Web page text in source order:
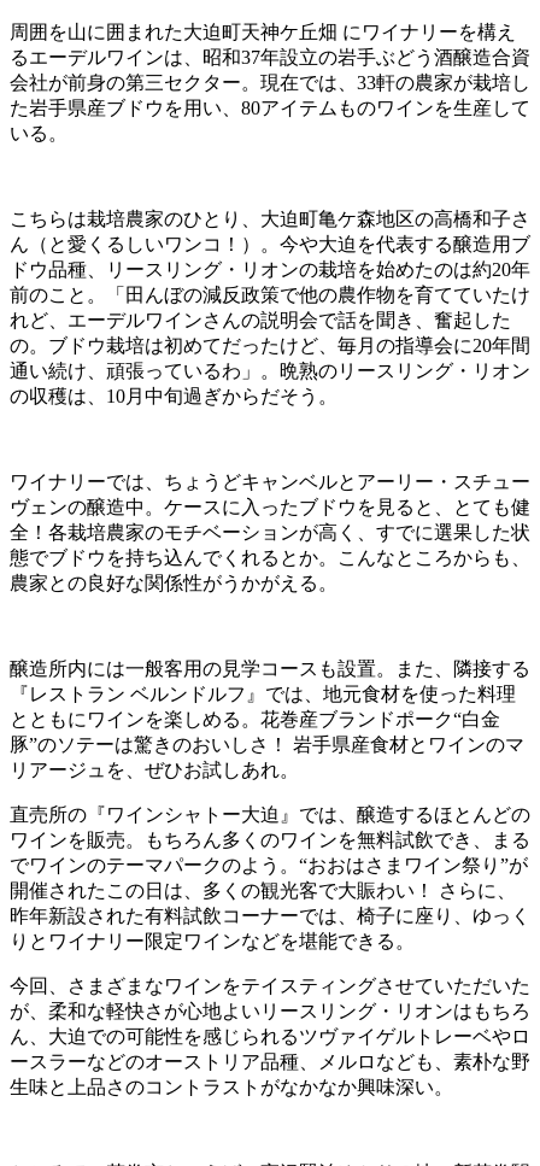
周囲を山に囲まれた大迫町天神ケ丘畑 にワイナリーを構え
るエーデルワインは、昭和37年設立の岩手ぶどう酒醸造合資
会社が前身の第三セクター。現在では、33軒の農家が栽培し
た岩手県産ブドウを用い、80アイテムものワインを生産して
いる。
こちらは栽培農家のひとり、大迫町亀ケ森地区の高橋和子さ
ん（と愛くるしいワンコ！）。今や大迫を代表する醸造用ブ
ドウ品種、リースリング・リオンの栽培を始めたのは約20年
前のこと。「田んぼの減反政策で他の農作物を育てていたけ
れど、エーデルワインさんの説明会で話を聞き、奮起した
の。ブドウ栽培は初めてだったけど、毎月の指導会に20年間
通い続け、頑張っているわ」。晩熟のリースリング・リオン
の収穫は、10月中旬過ぎからだそう。
ワイナリーでは、ちょうどキャンベルとアーリー・スチュー
ヴェンの醸造中。ケースに入ったブドウを見ると、とても健
全！各栽培農家のモチベーションが高く、すでに選果した状
態でブドウを持ち込んでくれるとか。こんなところからも、
農家との良好な関係性がうかがえる。
醸造所内には一般客用の見学コースも設置。また、隣接する
『レストラン ベルンドルフ』では、地元食材を使った料理
とともにワインを楽しめる。花巻産ブランドポーク“白金
豚”のソテーは驚きのおいしさ！ 岩手県産食材とワインのマ
リアージュを、ぜひお試しあれ。
直売所の『ワインシャトー大迫』では、醸造するほとんどの
ワインを販売。もちろん多くのワインを無料試飲でき、まる
でワインのテーマパークのよう。“おおはさまワイン祭り”が
開催されたこの日は、多くの観光客で大賑わい！ さらに、
昨年新設された有料試飲コーナーでは、椅子に座り、ゆっく
りとワイナリー限定ワインなどを堪能できる。
今回、さまざまなワインをテイスティングさせていただいた
が、柔和な軽快さが心地よいリースリング・リオンはもちろ
ん、大迫での可能性を感じられるツヴァイゲルトレーベやロ
ースラーなどのオーストリア品種、メルロなども、素朴な野
生味と上品さのコントラストがなかなか興味深い。